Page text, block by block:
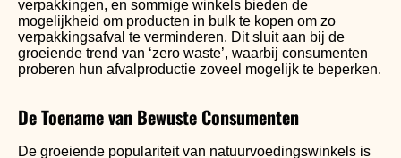
verpakkingen, en sommige winkels bieden de
mogelijkheid om producten in bulk te kopen om zo
verpakkingsafval te verminderen. Dit sluit aan bij de
groeiende trend van ‘zero waste’, waarbij consumenten
proberen hun afvalproductie zoveel mogelijk te beperken.
De Toename van Bewuste Consumenten
De groeiende populariteit van natuurvoedingswinkels is